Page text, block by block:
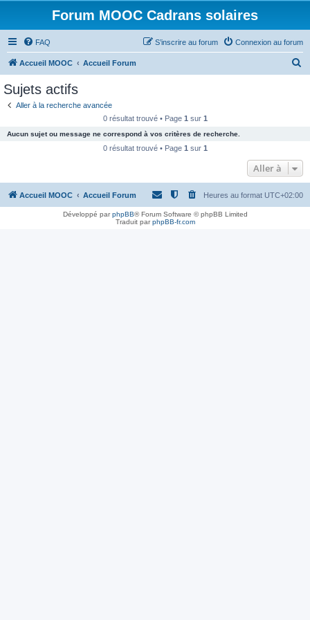
Forum MOOC Cadrans solaires
FAQ Connexion au forum
S’inscrire au forum
Accueil MOOC Accueil Forum
c
e
Sujets actifs
Aller à la recherche avancée
0 résultat trouvé • Page 1 sur 1
Aucun sujet ou message ne correspond à vos critères de recherche.
0 résultat trouvé • Page 1 sur 1
Aller à
Accueil MOOC Accueil Forum Heures au format UTC+02:00
Développé parphpBB® Forum Software © phpBB Limited
Traduit parphpBB-fr.com